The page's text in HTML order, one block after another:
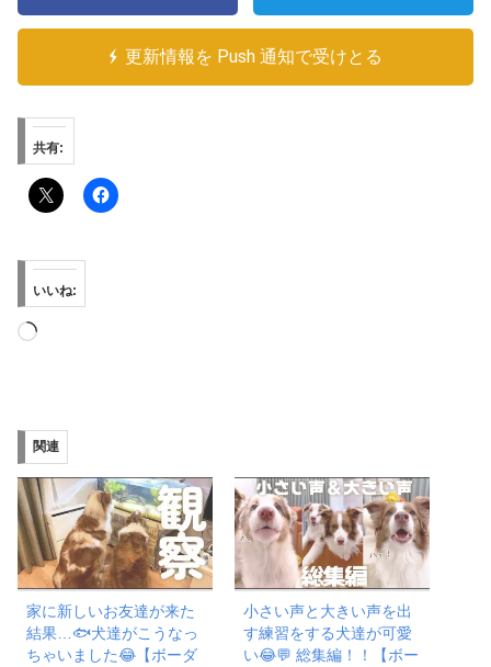
更新情報を Push 通知で受けとる
共有:
いいね:
読
み
中…
関連
家に新しいお友達が来た
結果…🐟犬達がこうなっ
ちゃいました😂【ボーダ
小さい声と大きい声を出
す練習をする犬達が可愛
い😂💬 総集編！！【ボー